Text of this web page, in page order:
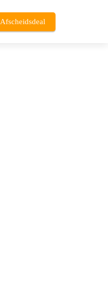
Afscheidsdeal